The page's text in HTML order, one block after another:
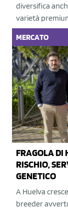
diversifica
varietà
MERCATO
FRAGOLA DI
RISCHIO,
GENETICO
A Huelva
breeder